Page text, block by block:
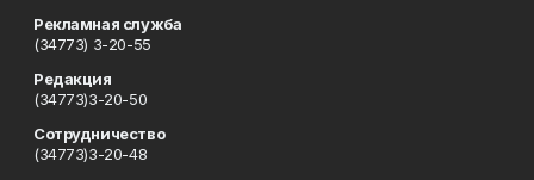
Рекламная служба
(34773) 3-20-55
Редакция
(34773)3-20-50
Сотрудничество
(34773)3-20-48